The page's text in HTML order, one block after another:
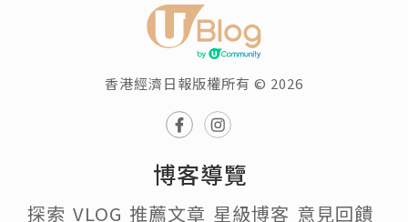
香港經濟日報版權所有 © 2026
博客導覽
探索 VLOG 推薦文章 星級博客 意見回饋